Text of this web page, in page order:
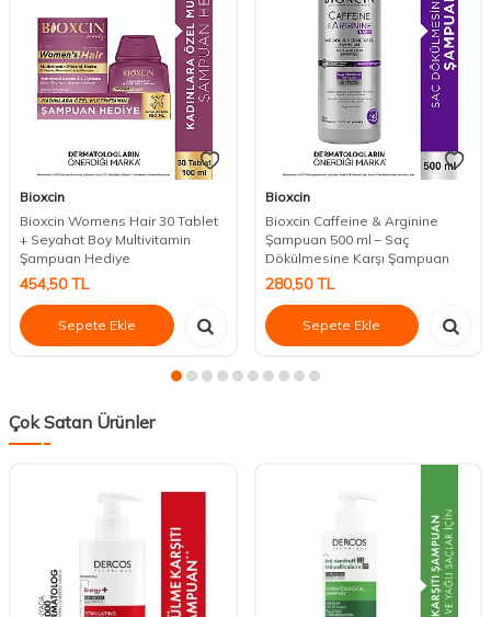
Bioxcin
Bioxcin Womens Hair 30 Tablet
+ Seyahat Boy Multivitamin
Şampuan Hediye
454,50TL
Sepete Ekle
Bioxcin
Bioxcin Caffeine & Arginine
Şampuan 500 ml – Saç
Dökülmesine Karşı Şampuan
280,50TL
Sepete Ekle
Çok Satan Ürünler